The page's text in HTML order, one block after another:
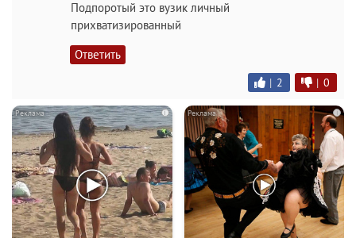
Подпоротый это вузик личный
прихватизированный
Ответить
| 2 | 0
i i